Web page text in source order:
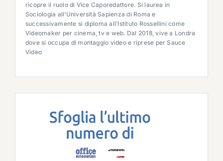
ricopre il ruolo di Vice Caporedattore. Si laurea in
Sociologia all’Università Sapienza di Roma e
successivamente si diploma all’Istituto Rossellini come
Videomaker per cinema, tv e web. Dal 2018, vive a Londra
dove si occupa di montaggio video e riprese per Sauce
Video